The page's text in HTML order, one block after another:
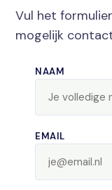
Vul het
mogelijk
NAAM
EMAIL